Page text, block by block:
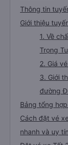
Thông tin
Giới thiệu
1. Về
Trọng
2. Giá
3. Giới
đường
Bảng tổng
Cách đặt vé
nhanh và uy